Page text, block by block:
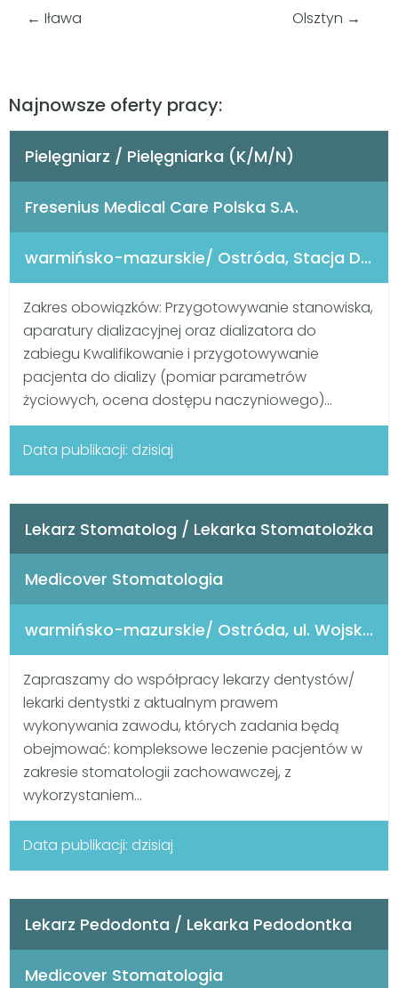
Olsztyn →
← Iława
Najnowsze oferty pracy:
Pielęgniarz / Pielęgniarka (K/M/N)
Fresenius Medical Care Polska S.A.
warmińsko-mazurskie/ Ostróda, Stacja Dializ
Zakres obowiązków: Przygotowywanie stanowiska,
aparatury dializacyjnej oraz dializatora do
zabiegu Kwalifikowanie i przygotowywanie
pacjenta do dializy (pomiar parametrów
życiowych, ocena dostępu naczyniowego)...
Data publikacji: dzisiaj
Lekarz Stomatolog / Lekarka Stomatolożka
Medicover Stomatologia
warmińsko-mazurskie/ Ostróda, ul. Wojska Polskiego 3
Zapraszamy do współpracy lekarzy dentystów/
lekarki dentystki z aktualnym prawem
wykonywania zawodu, których zadania będą
obejmować: kompleksowe leczenie pacjentów w
zakresie stomatologii zachowawczej, z
wykorzystaniem...
Data publikacji: dzisiaj
Lekarz Pedodonta / Lekarka Pedodontka​
Medicover Stomatologia